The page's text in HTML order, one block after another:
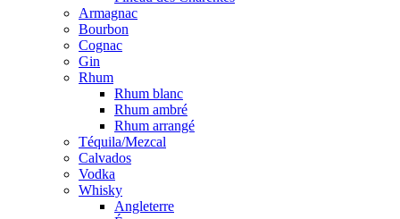
Armagnac
Bourbon
Cognac
Gin
Rhum
Rhum blanc
Rhum ambré
Rhum arrangé
Téquila/Mezcal
Calvados
Vodka
Whisky
Angleterre